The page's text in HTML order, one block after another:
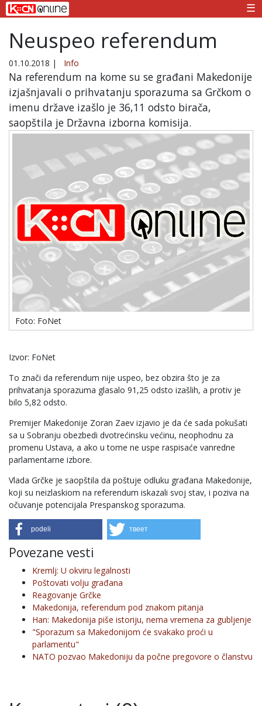
☰
Neuspeo referendum
01.10.2018 | Info
Na referendum na kome su se građani Makedonije
izjašnjavali o prihvatanju sporazuma sa Grčkom o
imenu države izašlo je 36,11 odsto birača,
saopštila je Državna izborna komisija.
Foto: FoNet
Izvor: FoNet
To znači da referendum nije uspeo, bez obzira što je za
prihvatanja sporazuma glasalo 91,25 odsto izašlih, a protiv je
bilo 5,82 odsto.
Premijer Makedonije Zoran Zaev izjavio je da će sada pokušati
sa u Sobranju obezbedi dvotrećinsku većinu, neophodnu za
promenu Ustava, a ako u tome ne uspe raspisaće vanredne
parlamentarne izbore.
Vlada Grčke je saopštila da poštuje odluku građana Makedonije,
koji su neizlaskiom na referendum iskazali svoj stav, i poziva na
očuvanje potencijala Prespanskog sporazuma.
podeli твеет
Povezane vesti
Kremlj: U okviru legalnosti
Poštovati volju građana
Reagovanje Grčke
Makedonija, referendum pod znakom pitanja
Han: Makedonija piše istoriju, nema vremena za gubljenje
"Sporazum sa Makedonijom će svakako proći u
parlamentu"
NATO pozvao Makedoniju da počne pregovore o članstvu